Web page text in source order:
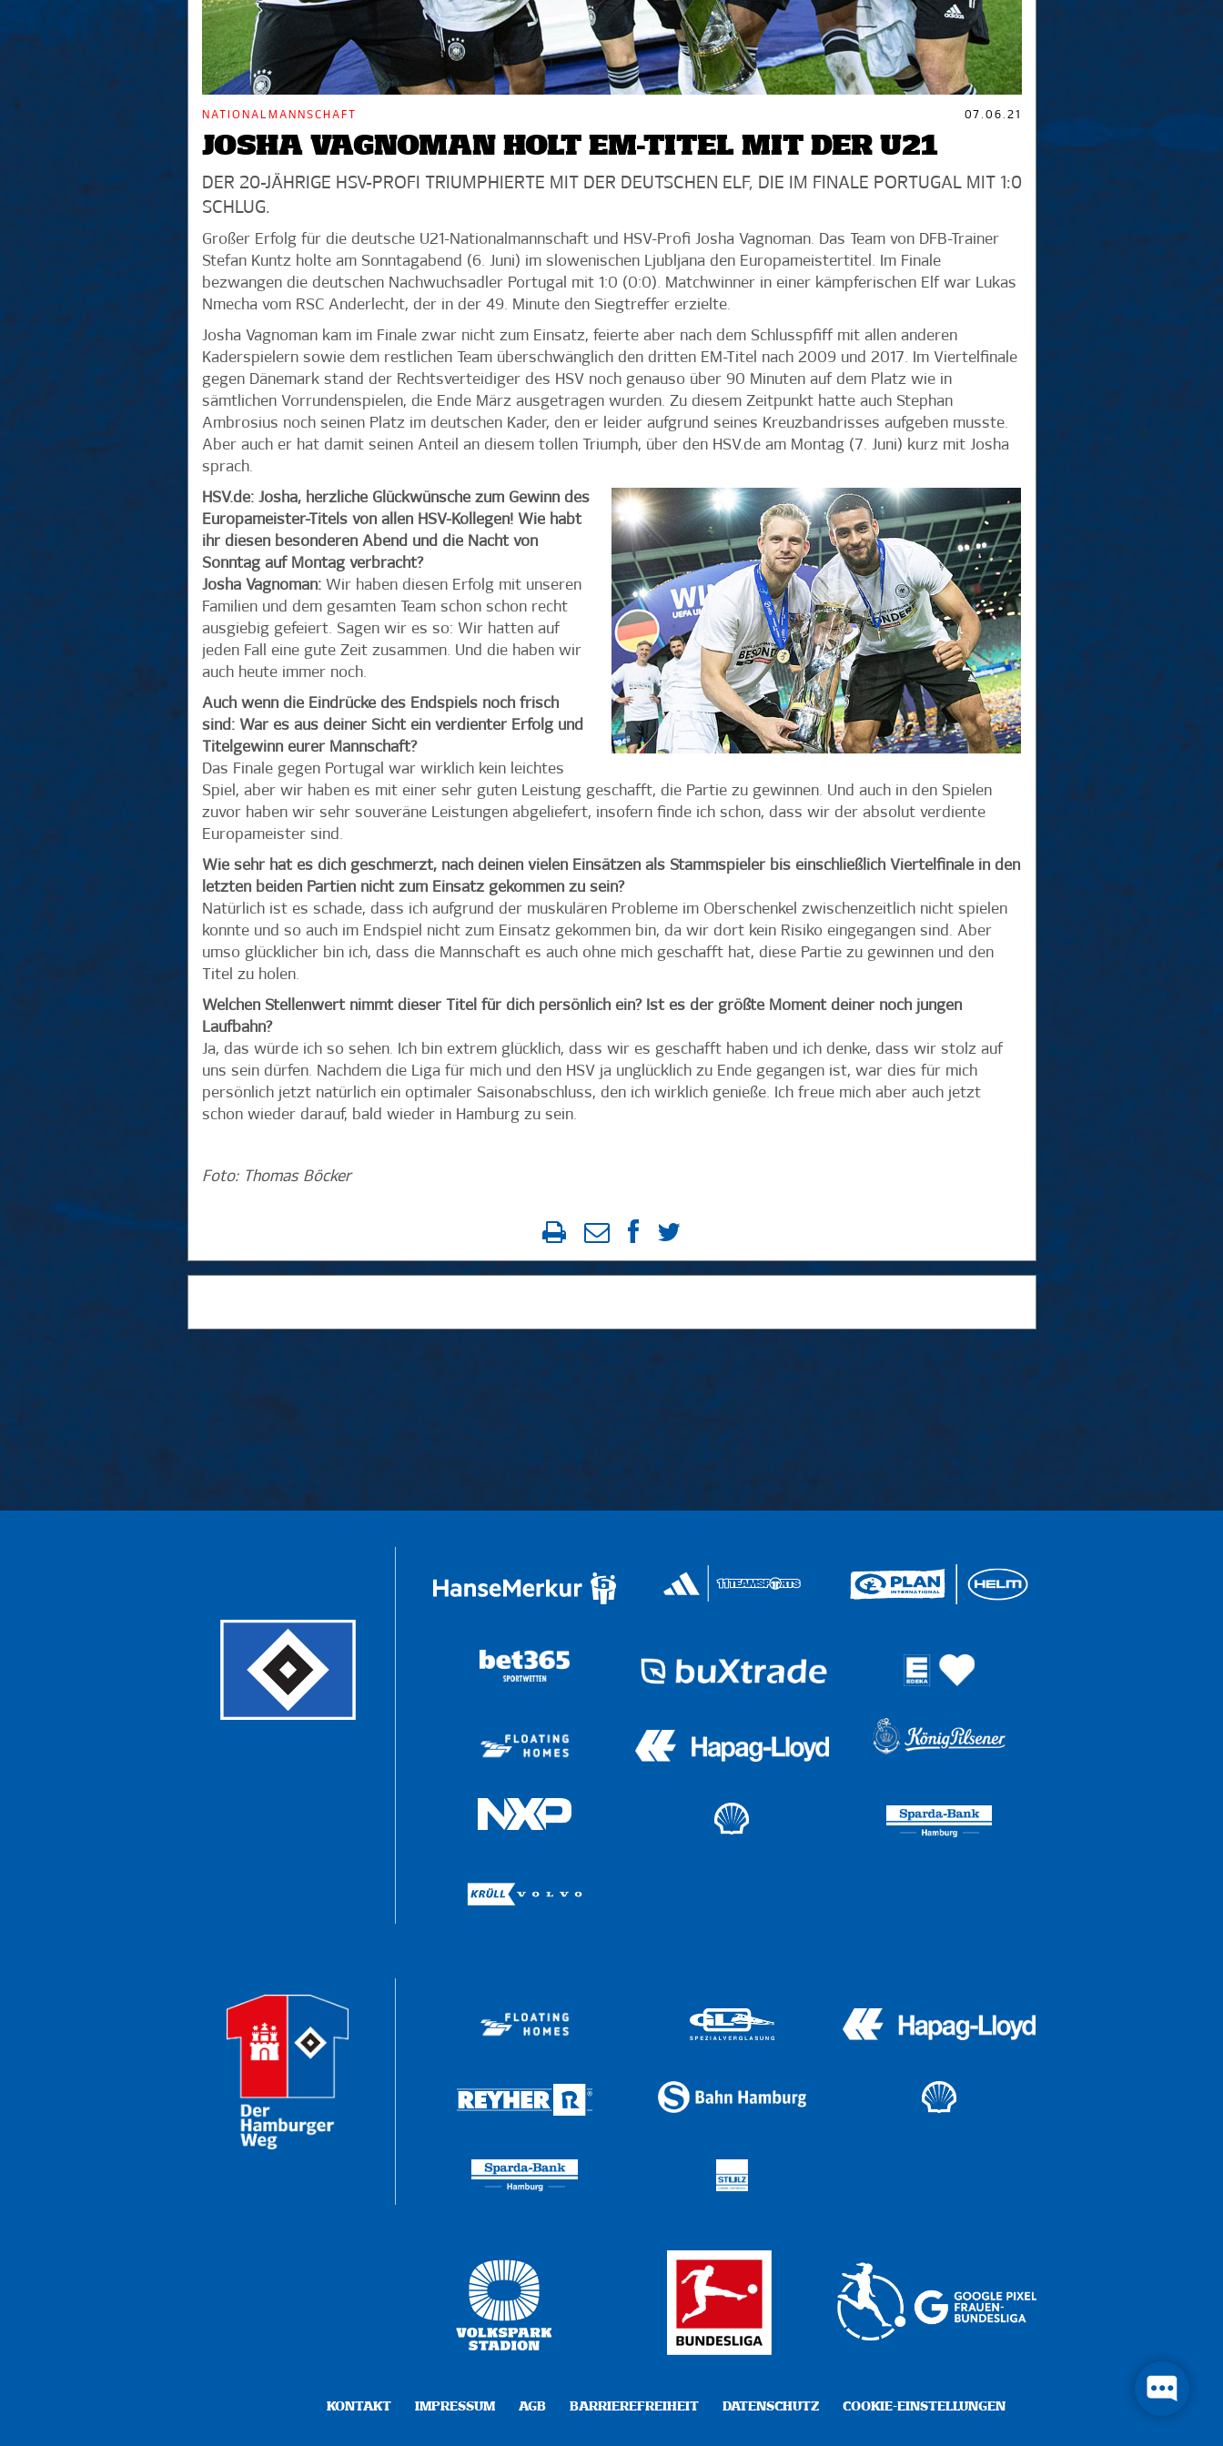
NATIONALMANNSCHAFT 07.06.21
JOSHA VAGNOMAN HOLT EM-TITEL MIT DER U21
DER 20-JÄHRIGE HSV-PROFI TRIUMPHIERTE MIT DER DEUTSCHEN ELF, DIE IM FINALE PORTUGAL MIT 1:0
SCHLUG.
Großer Erfolg für die deutsche U21-Nationalmannschaft und HSV-Profi Josha Vagnoman. Das Team von DFB-Trainer
Stefan Kuntz holte am Sonntagabend (6. Juni) im slowenischen Ljubljana den Europameistertitel. Im Finale
bezwangen die deutschen Nachwuchsadler Portugal mit 1:0 (0:0). Matchwinner in einer kämpferischen Elf war Lukas
Nmecha vom RSC Anderlecht, der in der 49. Minute den Siegtreffer erzielte.
Josha Vagnoman kam im Finale zwar nicht zum Einsatz, feierte aber nach dem Schlusspfiff mit allen anderen
Kaderspielern sowie dem restlichen Team überschwänglich den dritten EM-Titel nach 2009 und 2017. Im Viertelfinale
gegen Dänemark stand der Rechtsverteidiger des HSV noch genauso über 90 Minuten auf dem Platz wie in
sämtlichen Vorrundenspielen, die Ende März ausgetragen wurden. Zu diesem Zeitpunkt hatte auch Stephan
Ambrosius noch seinen Platz im deutschen Kader, den er leider aufgrund seines Kreuzbandrisses aufgeben musste.
Aber auch er hat damit seinen Anteil an diesem tollen Triumph, über den HSV.de am Montag (7. Juni) kurz mit Josha
sprach.
HSV.de: Josha, herzliche Glückwünsche zum Gewinn des
Europameister-Titels von allen HSV-Kollegen! Wie habt
ihr diesen besonderen Abend und die Nacht von
Sonntag auf Montag verbracht?
Josha Vagnoman:Wir haben diesen Erfolg mit unseren
Familien und dem gesamten Team schon schon recht
ausgiebig gefeiert. Sagen wir es so: Wir hatten auf
jeden Fall eine gute Zeit zusammen. Und die haben wir
auch heute immer noch.
Auch wenn die Eindrücke des Endspiels noch frisch
sind: War es aus deiner Sicht ein verdienter Erfolg und
Titelgewinn eurer Mannschaft?
Das Finale gegen Portugal war wirklich kein leichtes
Spiel, aber wir haben es mit einer sehr guten Leistung geschafft, die Partie zu gewinnen. Und auch in den Spielen
zuvor haben wir sehr souveräne Leistungen abgeliefert, insofern finde ich schon, dass wir der absolut verdiente
Europameister sind.
Wie sehr hat es dich geschmerzt, nach deinen vielen Einsätzen als Stammspieler bis einschließlich Viertelfinale in den
letzten beiden Partien nicht zum Einsatz gekommen zu sein?
Natürlich ist es schade, dass ich aufgrund der muskulären Probleme im Oberschenkel zwischenzeitlich nicht spielen
konnte und so auch im Endspiel nicht zum Einsatz gekommen bin, da wir dort kein Risiko eingegangen sind. Aber
umso glücklicher bin ich, dass die Mannschaft es auch ohne mich geschafft hat, diese Partie zu gewinnen und den
Titel zu holen.
Welchen Stellenwert nimmt dieser Titel für dich persönlich ein? Ist es der größte Moment deiner noch jungen
Laufbahn?
Ja, das würde ich so sehen. Ich bin extrem glücklich, dass wir es geschafft haben und ich denke, dass wir stolz auf
uns sein dürfen. Nachdem die Liga für mich und den HSV ja unglücklich zu Ende gegangen ist, war dies für mich
persönlich jetzt natürlich ein optimaler Saisonabschluss, den ich wirklich genieße. Ich freue mich aber auch jetzt
schon wieder darauf, bald wieder in Hamburg zu sein.
Foto: Thomas Böcker
KONTAKT IMPRESSUM AGB BARRIEREFREIHEIT DATENSCHUTZ COOKIE-EINSTELLUNGEN